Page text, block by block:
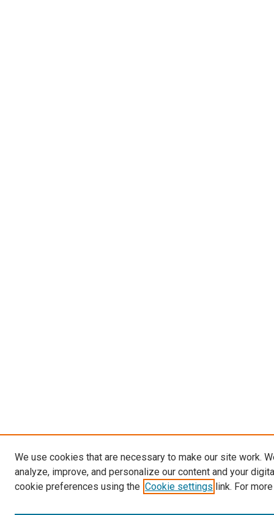
We use cookies that are necessary to make our site work.
analyze, improve, and personalize our content and your
cookie preferences using the Cookie settings link. For